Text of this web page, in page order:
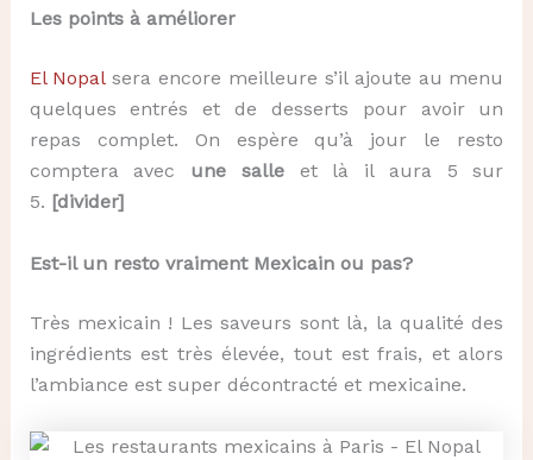
Les points à améliorer
El Nopalsera encore meilleure s’il ajoute au menu
quelques entrés et de desserts pour avoir un
repas complet. On espère qu’à jour le resto
comptera avec une salleet là il aura 5 sur
5. [divider]
Est-il un resto vraiment Mexicain ou pas?
Très mexicain ! Les saveurs sont là, la qualité des
ingrédients est très élevée, tout est frais, et alors
l’ambiance est super décontracté et mexicaine.